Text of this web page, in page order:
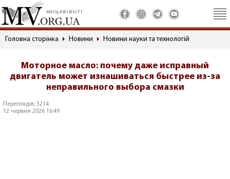
місцеві вісті
Головна сторінка Новини Новини науки та технологій
Моторное масло: почему даже исправный
двигатель может изнашиваться быстрее из-за
неправильного выбора смазки
Переглядів: 3214
12 червня 2026 16:49